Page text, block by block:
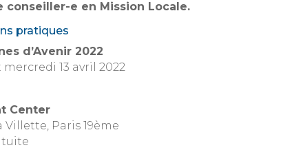
conseiller-e en Mission Locale.
pratiques
d’Avenir 2022
mercredi 13 avril 2022
Center
Villette, Paris 19ème